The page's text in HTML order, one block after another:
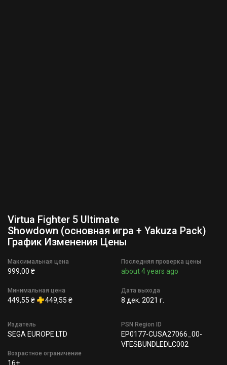
Virtua Fighter 5 Ultimate
Showdown (основная игра + Yakuza Pack)
График Изменения Цены
Максимальная цена
999,00 ₴
Минимальная цена
449,55 ₴ 449,55 ₴
Последняя проверка цены
about 4 years ago
Дата выхода
8 дек. 2021 г.
Издатель
SEGA EUROPE LTD
Возрастное ограничение
16+
PSN Region ID
EP0177-CUSA27066_00-
VFESBUNDLEDLC002